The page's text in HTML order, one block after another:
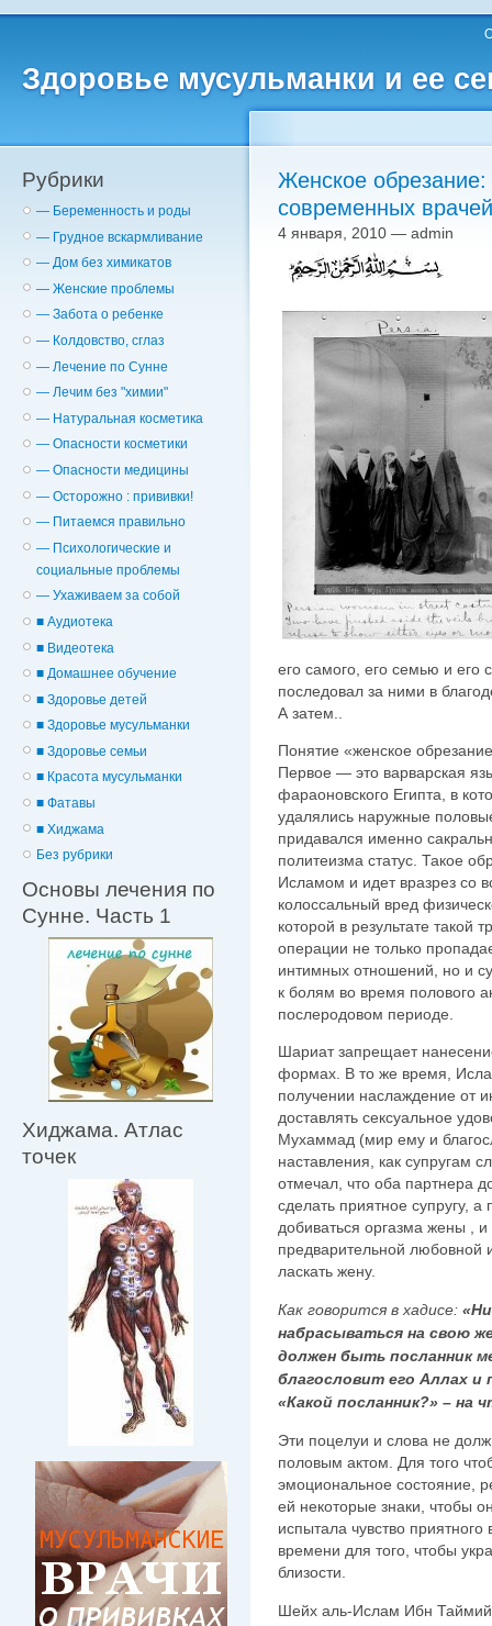
Здоровье мусульманки и ее
Рубрики
— Беременность и роды
— Грудное вскармливание
— Дом без химикатов
— Женские проблемы
— Забота о ребенке
— Колдовство, сглаз
— Лечение по Сунне
— Лечим без "химии"
— Натуральная косметика
— Опасности косметики
— Опасности медицины
— Осторожно : прививки!
— Питаемся правильно
— Психологические и
cоциальные проблемы
— Ухаживаем за собой
■ Аудиотека
■ Видеотека
■ Домашнее обучение
■ Здоровье детей
■ Здоровье мусульманки
■ Здоровье семьи
■ Красота мусульманки
■ Фатавы
■ Хиджама
Без рубрики
Основы лечения по
Сунне. Часть 1
Хиджама. Атлас
точек
Женское
современных врачей
4 января, 2010 — admin
его самого, его семью и его
последовал за ними в
А затем..
Понятие «женское
Первое — это варварская
фараоновского Египта, в
удалялись наружные
придавался именно
политеизма статус. Такое
Исламом и идет вразрез со
колоссальный вред
которой в результате такой
операции не только
интимных отношений, но и
к болям во время полового
послеродовом периоде.
Шариат запрещает
формах. В то же время,
получении наслаждение от
доставлять сексуальное
Мухаммад (мир ему и
наставления, как супругам
отмечал, что оба партнера
сделать приятное супругу,
добиваться оргазма жены ,
предварительной
ласкать жену.
Как говорится в хадисе:
набрасываться на свою
должен быть посланник
благословит его Аллах
«Какой посланник?» – на
Эти поцелуи и слова не
половым актом. Для того
эмоциональное состояние,
ей некоторые знаки, чтобы
испытала чувство
времени для того, чтобы
близости.
Шейх аль-Ислам Ибн